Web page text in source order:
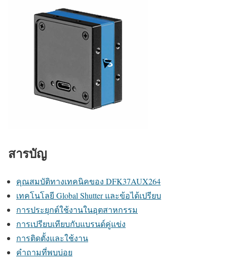
สารบัญ
คุณสมบัติทางเทคนิคของ DFK37AUX264
เทคโนโลยี Global Shutter และข้อได้เปรียบ
การประยุกต์ใช้งานในอุตสาหกรรม
การเปรียบเทียบกับแบรนด์คู่แข่ง
การติดตั้งและใช้งาน
คำถามที่พบบ่อย